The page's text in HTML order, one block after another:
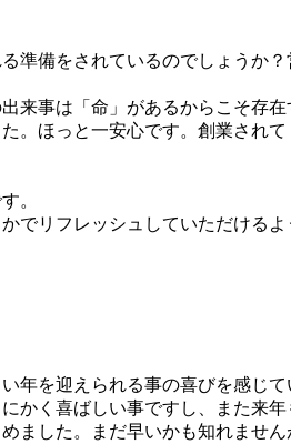
備をされているのでしょうか
来事は「命」があるからこそ存在
。ほっと一安心です。創業され
。
リフレッシュしていただける
年を迎えられる事の喜びを感じて
く喜ばしい事ですし、また来
ました。まだ早いかも知れませ